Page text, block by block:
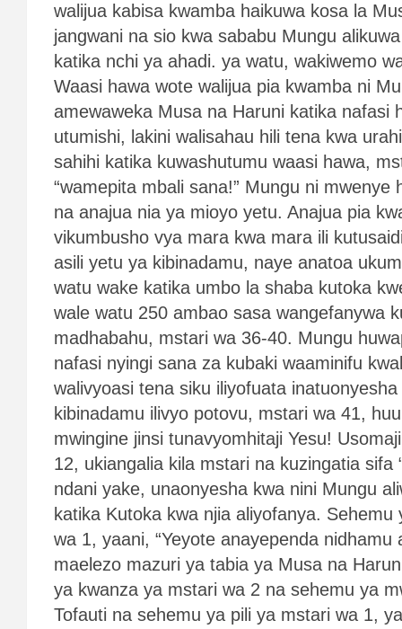
walijua kabisa kwamba haikuwa kosa la
jangwani na sio kwa sababu Mungu
katika nchi ya ahadi. ya watu, wakiwemo
Waasi hawa wote walijua pia kwamba ni
amewaweka Musa na Haruni katika nafasi
utumishi, lakini walisahau hili tena kwa
sahihi katika kuwashutumu waasi hawa,
“wamepita mbali sana!” Mungu ni mwenye
na anajua nia ya mioyo yetu. Anajua pia
vikumbusho vya mara kwa mara ili
asili yetu ya kibinadamu, naye anatoa
watu wake katika umbo la shaba kutoka
wale watu 250 ambao sasa wangefanywa
madhabahu, mstari wa 36-40. Mungu
nafasi nyingi sana za kubaki waaminifu
walivyoasi tena siku iliyofuata
kibinadamu ilivyo potovu, mstari wa 41,
mwingine jinsi tunavyomhitaji Yesu!
12, ukiangalia kila mstari na kuzingatia sifa
ndani yake, unaonyesha kwa nini Mungu
katika Kutoka kwa njia aliyofanya.
wa 1, yaani, “Yeyote anayependa nidhamu
maelezo mazuri ya tabia ya Musa na
ya kwanza ya mstari wa 2 na sehemu ya
Tofauti na sehemu ya pili ya mstari wa 1,